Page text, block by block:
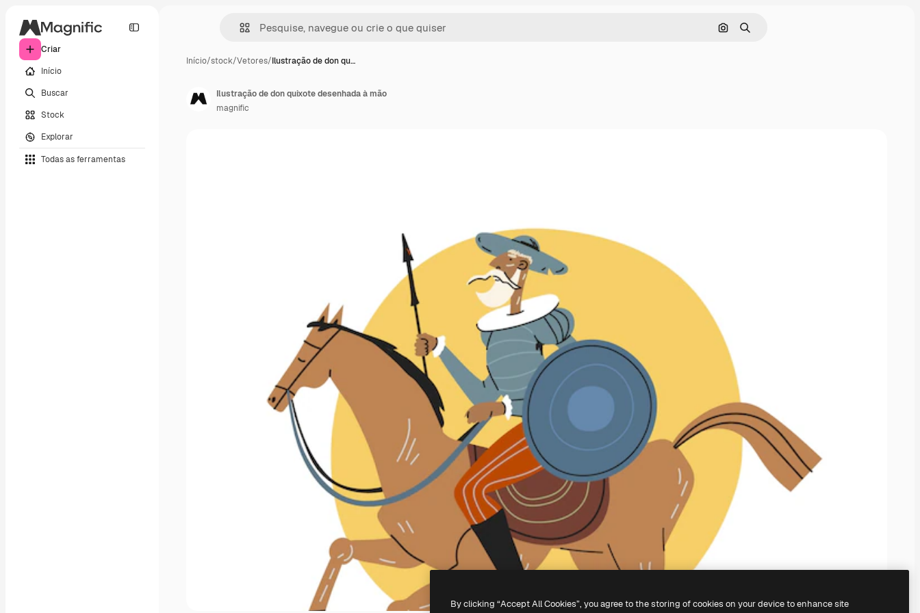
Criar
Início
Buscar
Stock
Explorar
Todas as ferramentas
Pesquisar por imagem
Buscar
Início/stock/Vetores/Ilustração de don qu…
Ilustração de don quixote desenhada à mão
magnific
By clicking “Accept All Cookies”, you agree to the storing of cookies on your device to enhance site